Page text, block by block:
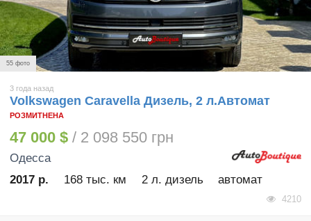
55 фото
3 года назад
Volkswagen Caravella Дизель, 2 л.Автомат
РОЗМИТНЕНА
47 000 $ / 2 098 550 грн
Одесса
2017 р.
168 тыс. км 2 л. дизель автомат
4210